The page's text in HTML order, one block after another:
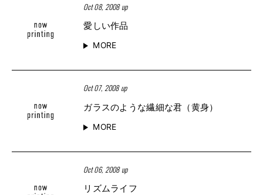
Oct 08, 2008 up
愛しい作品
MORE
Oct 07, 2008 up
ガラスのような繊細な君（黄身）
MORE
Oct 06, 2008 up
リズムライフ